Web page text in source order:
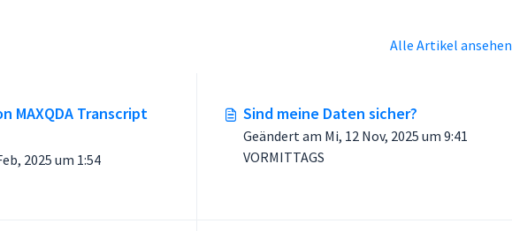
Alle Artikel ansehen
MAXQDA Transcript
2025 um 1:54
Sind meine Daten sicher?
Geändert am Mi, 12 Nov, 2025 um 9:41
VORMITTAGS